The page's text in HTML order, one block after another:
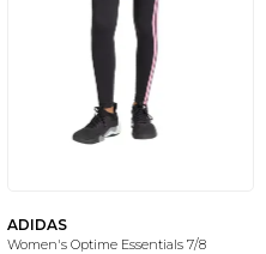
ADIDAS
Women's Optime Essentials 7/8